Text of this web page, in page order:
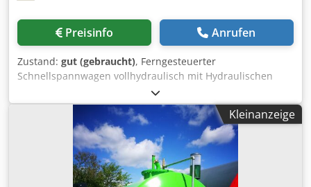
Preisinfo Anrufen
Zustand: gut (gebraucht), Ferngesteuerter
Schnellspannwagen vollhydraulisch mit Hydraulischen
Hilfswagen. Chjdpfjd Nqrqsx Ai Ssa Spurweite 840 mm.
Steuerpult und Elektroschaltschrank .
Kleinanzeige